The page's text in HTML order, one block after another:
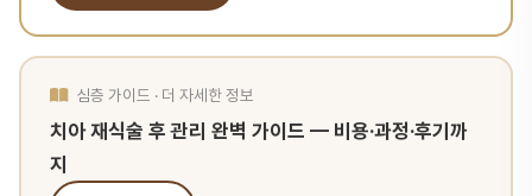
심층 가이드 · 더 자세한 정보
치아 재식술 후 관리 완벽 가이드 — 비용·과정·후기까
지